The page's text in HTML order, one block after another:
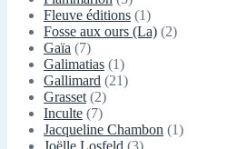
Fleuve éditions (1)
Fosse aux ours (La) (2)
Gaïa (7)
Galimatias (1)
Gallimard (21)
Grasset(2)
Inculte (7)
Jacqueline Chambon (1)